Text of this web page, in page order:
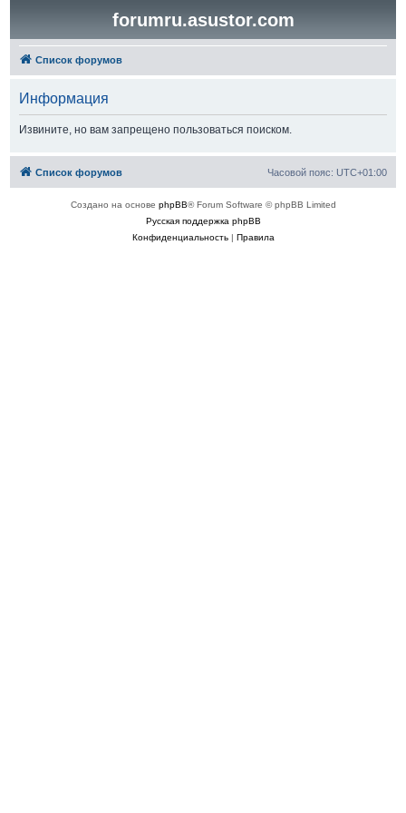
forumru.asustor.com
Список форумов
Информация
Извините, но вам запрещено пользоваться поиском.
Список форумов Часовой пояс: UTC+01:00
Создано на основе phpBB® Forum Software © phpBB Limited
Русская поддержка phpBB
Конфиденциальность| Правила